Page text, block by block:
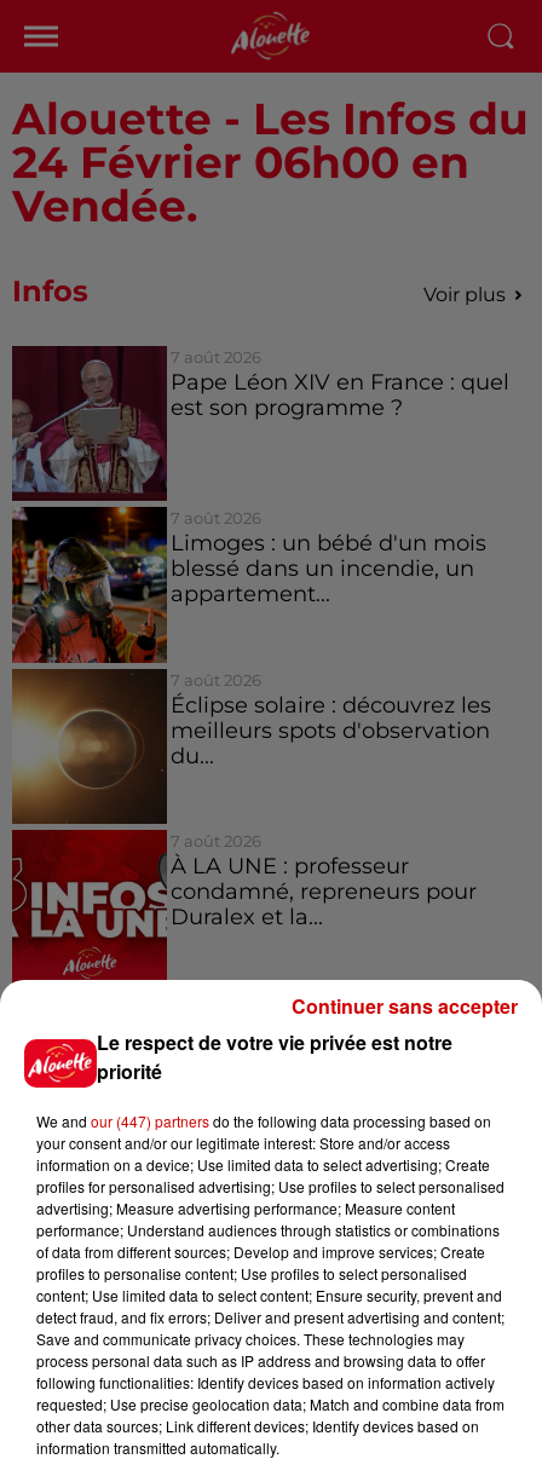
Alouette - Les Infos du
24 Février 06h00 en
Vendée.
Infos Voir plus
7 août 2026
Pape Léon XIV en France : quel
est son programme ?
7 août 2026
Limoges : un bébé d'un mois
blessé dans un incendie, un
appartement...
7 août 2026
Éclipse solaire : découvrez les
meilleurs spots d'observation
du...
7 août 2026
À LA UNE : professeur
condamné, repreneurs pour
Duralex et la...
Jeux Voir plus
Le Duel - Gagnez vos entrées
pour l'un des zoos de nos
régions !
Destination Vacances - Gagnez
votre séjour en famille au cœur
de la...
Destination Vacances : inscrivez-
Le respect de votre vie privée est notre
priorité
We and our (447) partnersdo the following data processing based on
your consent and/or our legitimate interest: Store and/or access
information on a device; Use limited data to select advertising; Create
profiles for personalised advertising; Use profiles to select personalised
advertising; Measure advertising performance; Measure content
performance; Understand audiences through statistics or combinations
of data from different sources; Develop and improve services; Create
profiles to personalise content; Use profiles to select personalised
content; Use limited data to select content; Ensure security, prevent and
detect fraud, and fix errors; Deliver and present advertising and content;
Save and communicate privacy choices. These technologies may
process personal data such as IP address and browsing data to offer
following functionalities: Identify devices based on information actively
requested; Use precise geolocation data; Match and combine data from
other data sources; Link different devices; Identify devices based on
information transmitted automatically.
Continuer sans accepter